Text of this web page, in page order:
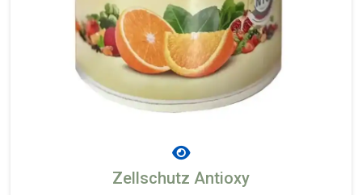
Zellschutz Antioxy